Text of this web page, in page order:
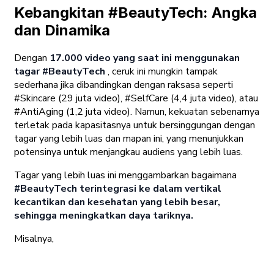
Kebangkitan #BeautyTech: Angka
dan Dinamika
Dengan 17.000 video yang saat ini menggunakan
tagar #BeautyTech , ceruk ini mungkin tampak
sederhana jika dibandingkan dengan raksasa seperti
#Skincare (29 juta video), #SelfCare (4,4 juta video), atau
#AntiAging (1,2 juta video). Namun, kekuatan sebenarnya
terletak pada kapasitasnya untuk bersinggungan dengan
tagar yang lebih luas dan mapan ini, yang menunjukkan
potensinya untuk menjangkau audiens yang lebih luas.
Tagar yang lebih luas ini menggambarkan bagaimana
#BeautyTech terintegrasi ke dalam vertikal
kecantikan dan kesehatan yang lebih besar,
sehingga meningkatkan daya tariknya.
Misalnya,